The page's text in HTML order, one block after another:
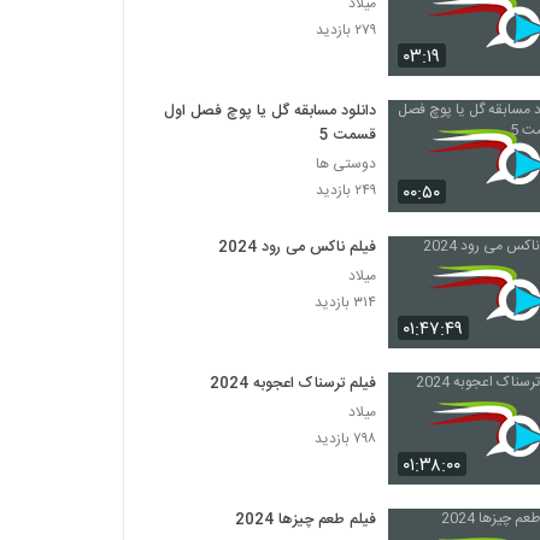
۰۳:۱۹
۲۷۹ بازدید
۰۰:۵۰
دانلود مسابقه گل یا پوچ فصل اول
قسمت 5
دوستی ها
۲۴۹ بازدید
۰۱:۴۷:۴۹
فیلم ناکس می رود 2024
میلاد
۳۱۴ بازدید
۰۱:۳۸:۰۰
فیلم ترسناک اعجوبه 2024
میلاد
۷۹۸ بازدید
فیلم طعم چیزها 2024